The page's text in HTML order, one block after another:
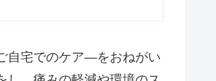
自宅でのケア―をおねがい